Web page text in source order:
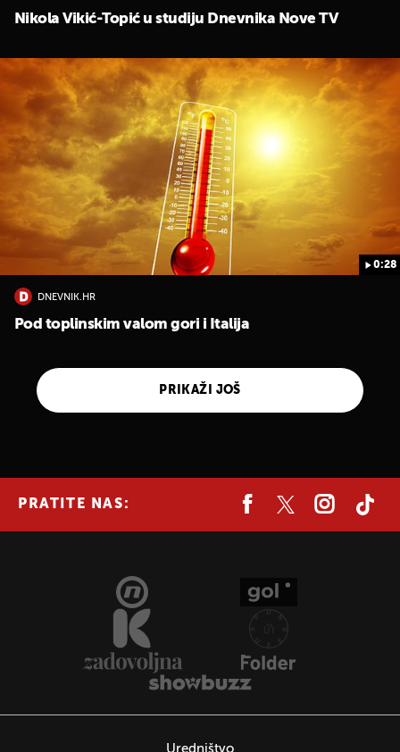
Nikola Vikić-Topić u studiju Dnevnika Nove TV
0:28
DNEVNIK.HR
Pod toplinskim valom gori i Italija
PRIKAŽI JOŠ
PRATITE NAS:
Uredništvo